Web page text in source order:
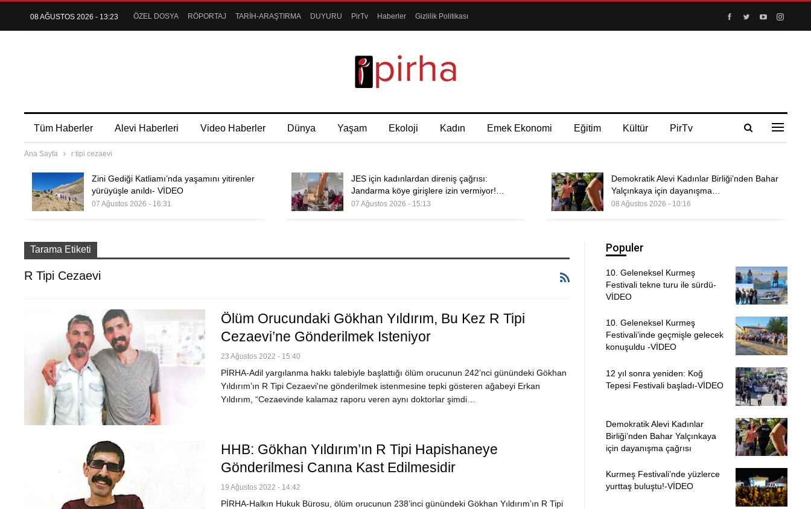
08 AĞUSTOS 2026 - 13:23 ÖZEL DOSYA RÖPORTAJ TARİH-ARAŞTIRMA DUYURU PirTv Haberler Gizlilik Politikası
Tüm Haberler Alevi Haberleri Video Haberler Dünya Yaşam Ekoloji Kadın Emek Ekonomi Eğitim Kültür PirTv
Ana Sayfa r tipi cezaevi
Zini Gediği Katliamı’nda yaşamını yitirenler
yürüyüşle anıldı- VİDEO
07 Ağustos 2026 - 16:31
JES için kadınlardan direniş çağrısı:
Jandarma köye girişlere izin vermiyor!…
07 Ağustos 2026 - 15:13
Demokratik Alevi Kadınlar Birliği’nden Bahar
Yalçınkaya için dayanışma…
08 Ağustos 2026 - 10:16
Tarama Etiketi
R Tipi Cezaevi
Ölüm Orucundaki Gökhan Yıldırım, Bu Kez R Tipi
Cezaevi’ne Gönderilmek Isteniyor
23 Ağustos 2022 - 15:40
PİRHA-Adil yargılanma hakkı talebiyle başlattığı ölüm orucunun 242’nci günündeki Gökhan
Yıldırım’ın R Tipi Cezaevi'ne gönderilmek istenmesine tepki gösteren ağabeyi Erkan
Yıldırım, “Cezaevinde kalamaz raporu veren aynı doktorlar şimdi…
HHB: Gökhan Yıldırım’ın R Tipi Hapishaneye
Gönderilmesi Canına Kast Edilmesidir
19 Ağustos 2022 - 14:42
PİRHA-Halkın Hukuk Bürosu, ölüm orucunun 238’inci günündeki Gökhan Yıldırım’ın R Tipi
Populer
10. Geleneksel Kurmeş
Festivali tekne turu ile sürdü-
VİDEO
10. Geleneksel Kurmeş
Festivali’inde geçmişle gelecek
konuşuldu -VİDEO
12 yıl sonra yeniden: Koğ
Tepesi Festivali başladı-VİDEO
Demokratik Alevi Kadınlar
Birliği’nden Bahar Yalçınkaya
için dayanışma çağrısı
Kurmeş Festivali’nde yüzlerce
yurttaş buluştu!-VİDEO